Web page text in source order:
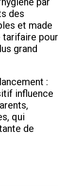
des
et made
tarifaire pour
grand
:
influence
qui
de